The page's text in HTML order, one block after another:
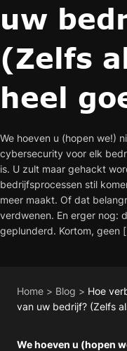
uw
(Zelfs
heel
We hoeven u (hopen we!)
cybersecurity voor elk
is. U zult maar gehackt
bedrijfsprocessen stil
meer maakt. Of dat
verdwenen. En erger nog:
geplunderd. Kortom, geen
Home > Blog > Hoe
van uw bedrijf? (Zelfs
We hoeven u (hopen